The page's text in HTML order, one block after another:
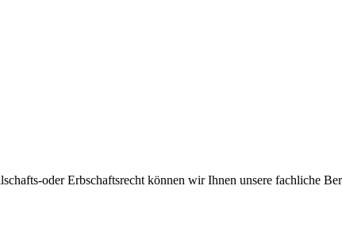
oder Erbschaftsrecht können wir Ihnen unsere fachliche